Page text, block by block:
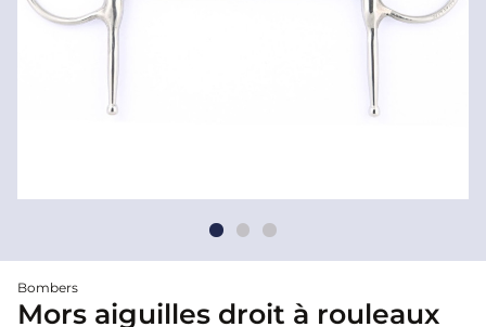
Bombers
Mors aiguilles droit à rouleaux